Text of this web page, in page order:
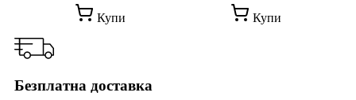
Купи Купи
Безплатна доставка